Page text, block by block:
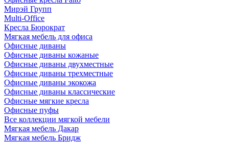
Мирэй Групп
Multi-Office
Кресла Бюрократ
Мягкая мебель для офиса
Офисные диваны
Офисные диваны кожаные
Офисные диваны двухместные
Офисные диваны трехместные
Офисные диваны экокожа
Офисные диваны классические
Офисные мягкие кресла
Офисные пуфы
Все коллекции мягкой мебели
Мягкая мебель Дакар
Мягкая мебель Бридж